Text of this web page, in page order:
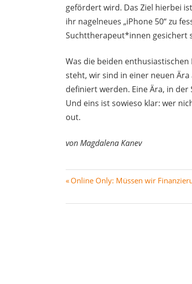
gefördert wird. Das Ziel hierbei
ihr nagelneues „iPhone 50“ zu
Suchttherapeut*innen gesichert
Was die beiden
steht, wir sind in einer neuen
definiert werden. Eine Ära, in
Und eins ist sowieso klar: wer
out.
vonMagdalena Kanev
Vorheriger
Online Only: Müssen wir